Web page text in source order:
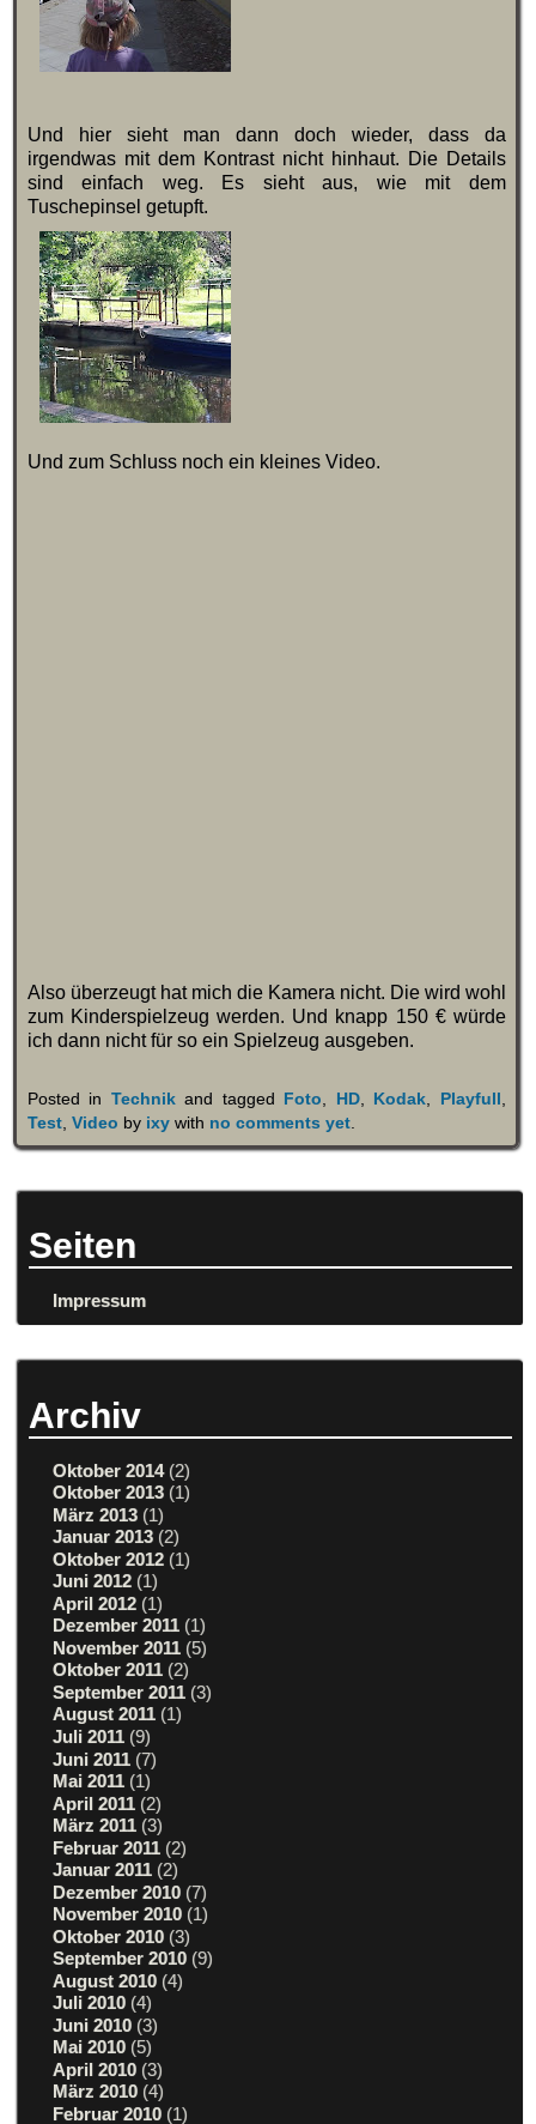
Und hier sieht man dann doch wieder, dass da
irgendwas mit dem Kontrast nicht hinhaut. Die Details
sind einfach weg. Es sieht aus, wie mit dem
Tuschepinsel getupft.
Und zum Schluss noch ein kleines Video.
Also überzeugt hat mich die Kamera nicht. Die wird wohl
zum Kinderspielzeug werden. Und knapp 150 € würde
ich dann nicht für so ein Spielzeug ausgeben.
Posted in Technikand tagged Foto, HD, Kodak, Playfull,
Test, Video by ixywith no comments yet.
Seiten
Impressum
Archiv
Oktober 2014(2)
Oktober 2013 (1)
März 2013 (1)
Januar 2013 (2)
Oktober 2012 (1)
Juni 2012 (1)
April 2012 (1)
Dezember 2011 (1)
November 2011 (5)
Oktober 2011 (2)
September 2011 (3)
August 2011 (1)
Juli 2011 (9)
Juni 2011 (7)
Mai 2011 (1)
April 2011 (2)
März 2011 (3)
Februar 2011 (2)
Januar 2011 (2)
Dezember 2010 (7)
November 2010 (1)
Oktober 2010 (3)
September 2010 (9)
August 2010 (4)
Juli 2010 (4)
Juni 2010 (3)
Mai 2010 (5)
April 2010 (3)
März 2010 (4)
Februar 2010 (1)